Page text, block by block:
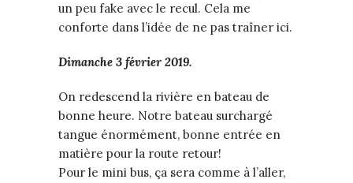
un peu fake avec le recul. Cela me
conforte dans l’idée de ne pas traîner ici.
Dimanche 3 février 2019.
On redescend la rivière en bateau de
bonne heure. Notre bateau surchargé
tangue énormément, bonne entrée en
matière pour la route retour!
Pour le mini bus, ça sera comme à l’aller,